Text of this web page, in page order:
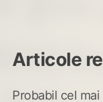
Articole
Probabil cel